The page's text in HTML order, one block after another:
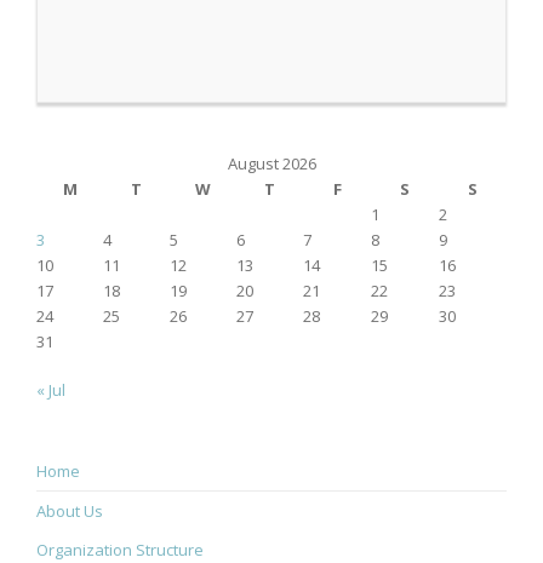
August 2026
M
T W T F S
S
1
2
3
4 5 6 7 8
9
10
11 12 13 14 15
16
17
18 19 20 21 22
23
24
25 26 27 28 29
30
31
« Jul
Home
About Us
Organization Structure